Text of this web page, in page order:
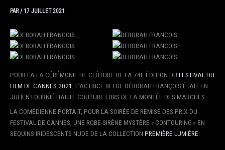
PAR/17 JUILLET 2021
POUR LA LA CÉRÉMONIE DE CLÔTURE DE LA 74E ÉDITION DU FESTIVAL DU
FILM DE CANNES 2021 , L’ACTRICE BELGE DÉBORAH FRANÇOIS ÉTAIT EN
JULIEN FOURNIÉ HAUTE COUTURE LORS DE LA MONTÉE DES MARCHES.
LA COMÉDIENNE PORTAIT, POUR LA SOIRÉE DE REMISE DES PRIX DU
FESTIVAL DE CANNES, UNE ROBE-SIRÈNE MYSTÈRE « CONTOURING » EN
SEQUINS IRIDESCENTS NUDE DE LA COLLECTION PREMIÈRE LUMIÈRE